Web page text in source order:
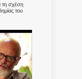
τη σχέση
του